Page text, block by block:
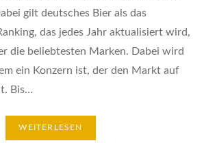
gilt deutsches Bier als das
das jedes Jahr aktualisiert wird,
die beliebtesten Marken. Dabei wird
ein Konzern ist, der den Markt auf
Bis…
WEITERLESEN